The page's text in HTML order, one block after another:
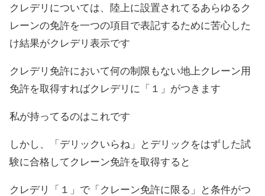
クレデリについては、陸上に設置されてるあらゆるク
レーンの免許を一つの項目で表記するために苦心した
け結果がクレデリ表示です
クレデリ免許において何の制限もない地上クレーン用
免許を取得すればクレデリに「１」がつきます
私が持ってるのはこれです
しかし、「デリックいらね」とデリックをはずした試
験に合格してクレーン免許を取得すると
クレデリ「１」で「クレーン免許に限る」と条件がつ